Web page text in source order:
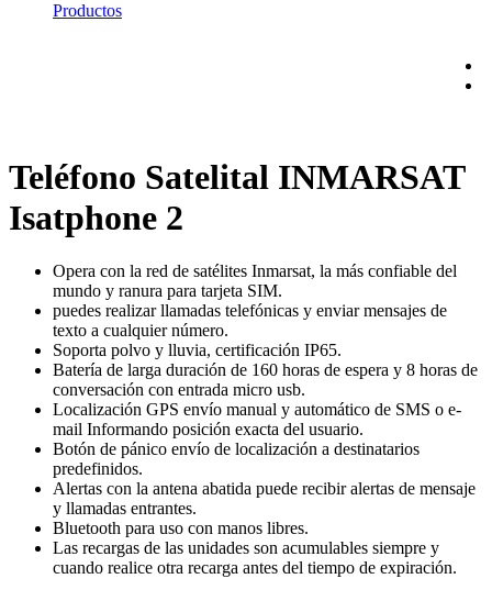
Productos
Teléfono Satelital INMARSAT
Isatphone 2
Opera con la red de satélites Inmarsat, la más confiable del
mundo y ranura para tarjeta SIM.
puedes realizar llamadas telefónicas y enviar mensajes de
texto a cualquier número.
Soporta polvo y lluvia, certificación IP65.
Batería de larga duración de 160 horas de espera y 8 horas de
conversación con entrada micro usb.
Localización GPS envío manual y automático de SMS o e-
mail Informando posición exacta del usuario.
Botón de pánico envío de localización a destinatarios
predefinidos.
Alertas con la antena abatida puede recibir alertas de mensaje
y llamadas entrantes.
Bluetooth para uso con manos libres.
Las recargas de las unidades son acumulables siempre y
cuando realice otra recarga antes del tiempo de expiración.